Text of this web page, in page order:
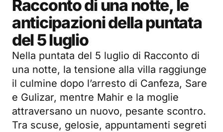
Racconto di una notte, le
anticipazioni della puntata
del 5 luglio
Nella puntata del 5 luglio di Racconto di
una notte, la tensione alla villa raggiunge
il culmine dopo l’arresto di Canfeza, Sare
e Gulizar, mentre Mahir e la moglie
attraversano un nuovo, pesante scontro.
Tra scuse, gelosie, appuntamenti segreti